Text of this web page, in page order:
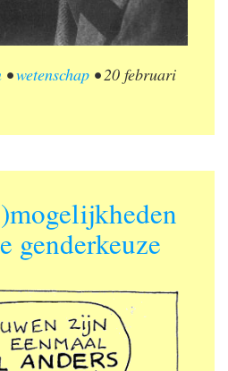
•wetenschap •20 februari
genderkeuze